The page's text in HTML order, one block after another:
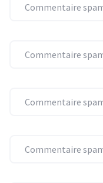
Commentaire
Commentaire
Commentaire
Commentaire